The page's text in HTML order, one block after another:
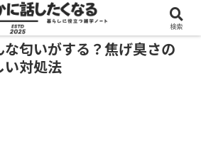
匂いがする？焦げ臭さの
い対処法
検索